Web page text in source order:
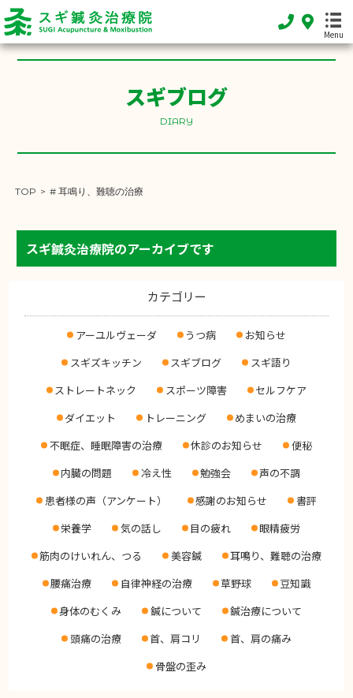
Menu
HOME
店舗案内
SHOP INFO
お知らせ
INFORMATION
スギブログ
スギブログ
DIARY
TOP > # 耳鳴り、難聴の治療
スギ鍼灸治療院のアーカイブです
カテゴリー
アーユルヴェーダ うつ病
お知らせ
スギズキッチン
スギブログ
スギ語り
ストレートネック
スポーツ障害
セルフケア
ダイエット
トレーニング
めまいの治療
不眠症、睡眠障害の治療
休診のお知らせ
便秘
内臓の問題
冷え性 勉強会
声の不調
患者様の声（アンケート）
感謝のお知らせ
書評
栄養学
気の話し 目の疲れ
眼精疲労
筋肉のけいれん、つる
美容鍼
耳鳴り、難聴の治療
腰痛治療
自律神経の治療 草野球
豆知識
身体のむくみ
鍼について
鍼治療について
頭痛の治療
首、肩コリ
首、肩の痛み
骨盤の歪み